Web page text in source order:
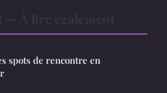
spots de rencontre en